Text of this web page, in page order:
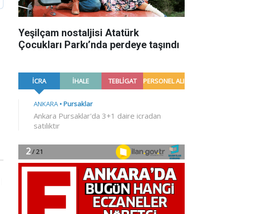
Yeşilçam nostaljisi Atatürk
Çocukları Parkı’nda perdeye taşındı